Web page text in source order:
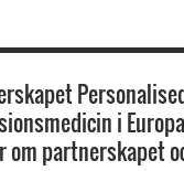
i
om partnerskapet